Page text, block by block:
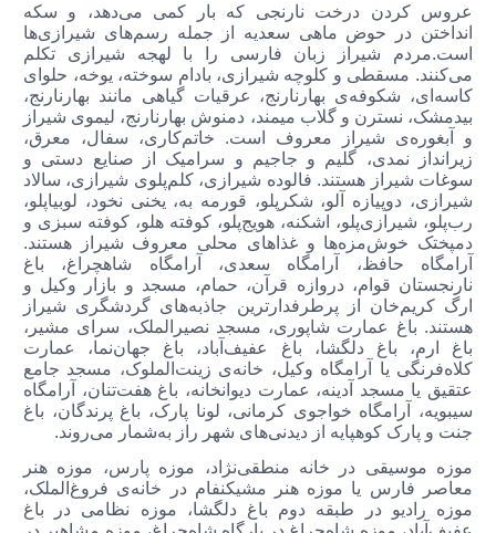
عروس کردن درخت نارنجی که بار کمی می‌دهد، و سکه
انداختن در حوض ماهی سعدیه از جمله رسم‌های شیرازی‌ها
است.مردم شیراز زبان فارسی را با لهجه شیرازی تکلم
می‌کنند. مسقطی و کلوچه شیرازی، بادام سوخته،‌ ‌یوخه، حلوای
کاسه‌ای، شکوفه‌ی بهارنارنج، عرقیات گیاهی مانند بهارنارنج،
بیدمشک، نسترن و گلاب میمند، دمنوش بهارنارنج، لیموی شیراز
و آبغوره‌ی شیراز معروف است. خاتم‌کاری، سفال، معرق،
زیرانداز نمدی، گلیم و جاجیم و سرامیک از صنایع دستی و
سوغات شیراز هستند. فالوده شیرازی،‌ کلم‌پلوی شیرازی، سالاد
شیرازی، دوپیازه آلو، شکرپلو، قورمه به، یخنی نخود، لوبیاپلو،
رب‌پلو، شیرازی‌پلو، اشکنه،‌ هویج‌پلو، کوفته هلو،‌ کوفته سبزی و
دمپختک خوش‌مزه‌ها و غذاهای محلی معروف شیراز هستند.
آرامگاه حافظ، آرامگاه سعدی، آرامگاه شاهچراغ،‌ باغ
نارنجستان قوام،‌ دروازه قرآن، حمام، مسجد و بازار وکیل و
ارگ کریم‌خان از پرطرفدارترین جاذبه‌های گردشگری شیراز
هستند. باغ عمارت شاپوری، مسجد نصیرالملک، سرای مشیر،
باغ ارم،‌ باغ دلگشا، باغ عفیف‌آباد، باغ جهان‌نما،‌ عمارت
کلاه‌فرنگی یا آرامگاه وکیل، خانه‌ی زینت‌الملوک، مسجد جامع
عتقیق یا مسجد آدینه، عمارت دیوانخانه، باغ هفت‌تنان، آرامگاه
سیبویه، آرامگاه خواجوی کرمانی، لونا پارک، باغ پرندگان،‌ باغ
جنت و پارک کوهپایه از دیدنی‌های شهر راز به‌شمار می‌روند.
موزه موسیقی در خانه منطقی‌نژاد،‌ موزه‌ پارس،‌ موزه هنر
معاصر فارس یا موزه هنر مشیکنفام در خانه‌ی فروغ‌الملک،
موزه رادیو در طبقه دوم باغ دلگشا،‌ موزه نظامی در باغ